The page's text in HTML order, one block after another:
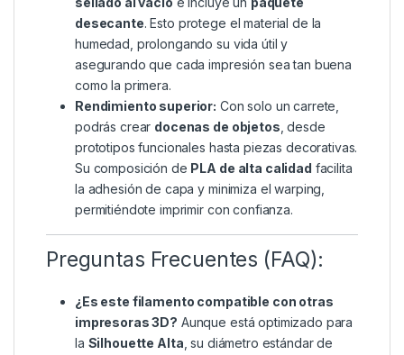
desecante. Esto protege el material de la
humedad, prolongando su vida útil y
asegurando que cada impresión sea tan buena
como la primera.
Rendimiento superior: Con solo un carrete,
podrás crear docenas de objetos , desde
prototipos funcionales hasta piezas decorativas.
Su composición de PLA de alta calidad facilita
la adhesión de capa y minimiza el warping,
permitiéndote imprimir con confianza.
Preguntas Frecuentes (FAQ):
¿Es este filamento compatible con otras
impresoras 3D? Aunque está optimizado para
la Silhouette Alta , su diámetro estándar de